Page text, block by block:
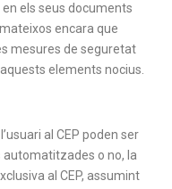
els seus documents
encara que
mesures de seguretat
elements nocius.
al CEP poden ser
o no, la
al CEP, assumint